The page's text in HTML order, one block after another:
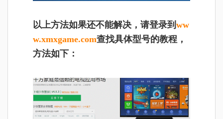
以上方法如果还不能解决，请登录到 ww
w.xmxgame.com查找具体型号的教程，
方法如下：